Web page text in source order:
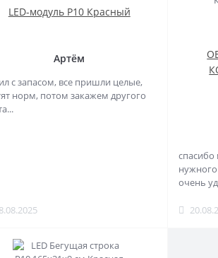
LED-модуль P10 Красный
Артём
с запасом, все пришли целые,
норм, потом закажем другого
очень